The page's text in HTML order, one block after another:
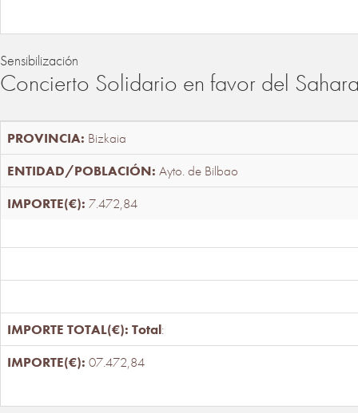
Sensibilización
Concierto Solidario en favor del
Bizkaia
Ayto. de Bilbao
7.472,84
Total:
07.472,84